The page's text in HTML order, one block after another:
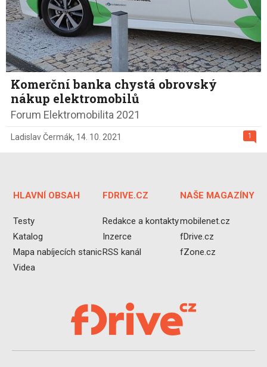
Komerční banka chystá obrovský
nákup elektromobilů
Forum Elektromobilita 2021
1
Ladislav Čermák, 14. 10. 2021
HLAVNÍ OBSAH
Testy
Katalog
Mapa nabíjecích stanic
Videa
FDRIVE.CZ
Redakce a kontakty
Inzerce
RSS kanál
NAŠE MAGAZÍNY
mobilenet.cz
fDrive.cz
fZone.cz